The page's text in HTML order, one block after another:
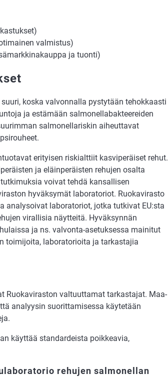
valmistus)
ja tuonti)
koska valvonnalla pystytään tehokkaasti
ja estämään salmonellabakteereiden
salmonellariskin aiheuttavat
erityisen riskialttiit kasviperäiset rehut.
ja eläinperäisten rehujen osalta
voivat tehdä kansallisen
hyväksymät laboratoriot. Ruokavirasto
analysoivat laboratoriot, jotka tutkivat EU:sta
virallisia näytteitä. Hyväksynnän
ja ns. valvonta-asetuksessa mainitut
toimijoita, laboratorioita ja tarkastajia
Ruokaviraston valtuuttamat tarkastajat. Maa-
analyysin suorittamisessa käytetään
käyttää standardeista poikkeavia,
rehujen salmonellan